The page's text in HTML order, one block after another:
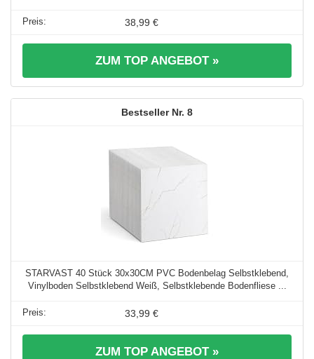
38,99 €
ZUM TOP ANGEBOT »
8
STARVAST 40 Stück 30x30CM PVC Bodenbelag Selbstklebend,
Vinylboden Selbstklebend Weiß, Selbstklebende Bodenfliese ...
33,99 €
ZUM TOP ANGEBOT »